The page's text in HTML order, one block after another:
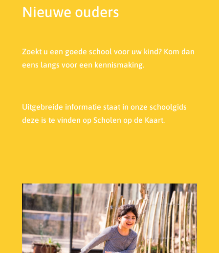
Nieuwe ouders
Zoekt u een goede school voor uw kind? Kom dan
eens langs voor een kennismaking.
Uitgebreide informatie staat in onze schoolgids
deze is te vinden op Scholen op de Kaart.